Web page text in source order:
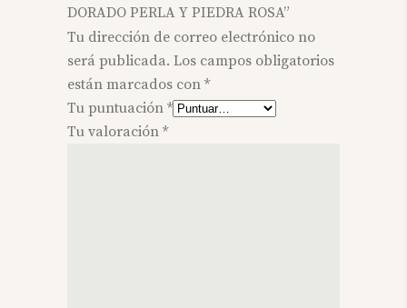
DORADO PERLA Y PIEDRA ROSA”
Tu dirección de correo electrónico no
será publicada. Los campos obligatorios
están marcados con *
Tu puntuación *
Tu valoración *